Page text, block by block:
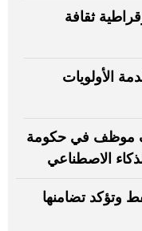
ثقافة
الأولويات
راشد: تدريب 80 ألف موظف في حكومة
الاصطناعي
وتؤكد تضامنها